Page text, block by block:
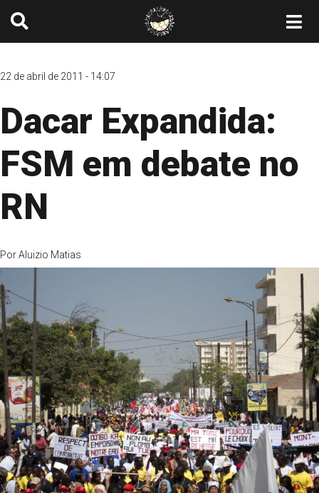
22 de abril de 2011 - 14:07
Dacar Expandida:
FSM em debate no
RN
PorAluizio Matias